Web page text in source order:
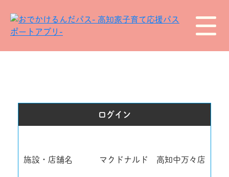
ログイン
施設・店舗名 マクドナルド 高知中万々店